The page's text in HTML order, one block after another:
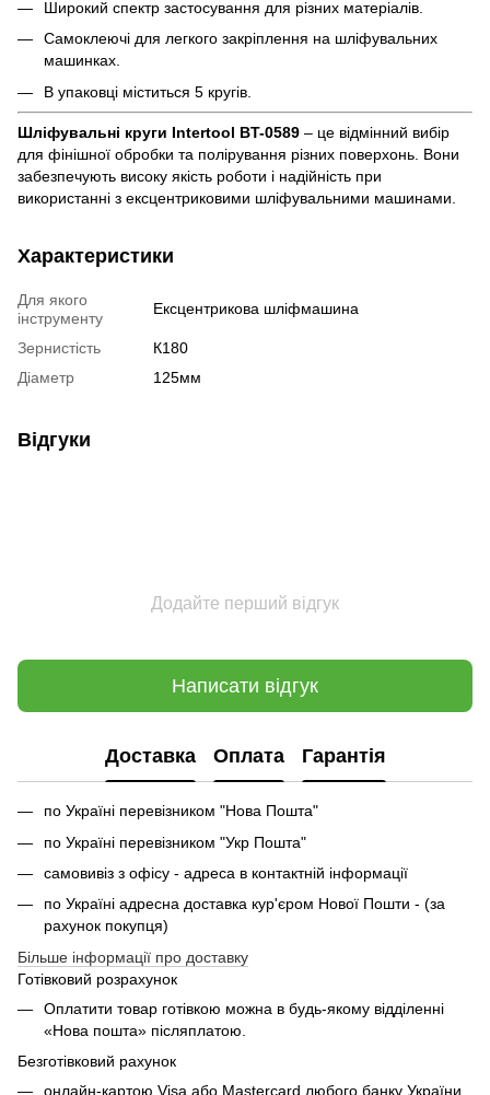
Широкий спектр застосування для різних матеріалів.
Самоклеючі для легкого закріплення на шліфувальних
машинках.
В упаковці міститься 5 кругів.
Шліфувальні круги Intertool BT-0589 – це відмінний вибір
для фінішної обробки та полірування різних поверхонь. Вони
забезпечують високу якість роботи і надійність при
використанні з ексцентриковими шліфувальними машинами.
Характеристики
Для якого
інструменту
Ексцентрикова шліфмашина
Зернистість
К180
Діаметр
125мм
Відгуки
Додайте перший відгук
Написати відгук
Доставка Оплата Гарантія
по Україні перевізником "Нова Пошта"
по Україні перевізником "Укр Пошта"
самовивіз з офісу - адреса в контактній інформації
по Україні адресна доставка кур'єром Нової Пошти - (за
рахунок покупця)
Більше інформації про доставку
Готівковий розрахунок
Оплатити товар готівкою можна в будь-якому відділенні
«Нова пошта» післяплатою.
Безготівковий рахунок
онлайн-картою Visa або Mastercard любого банку України